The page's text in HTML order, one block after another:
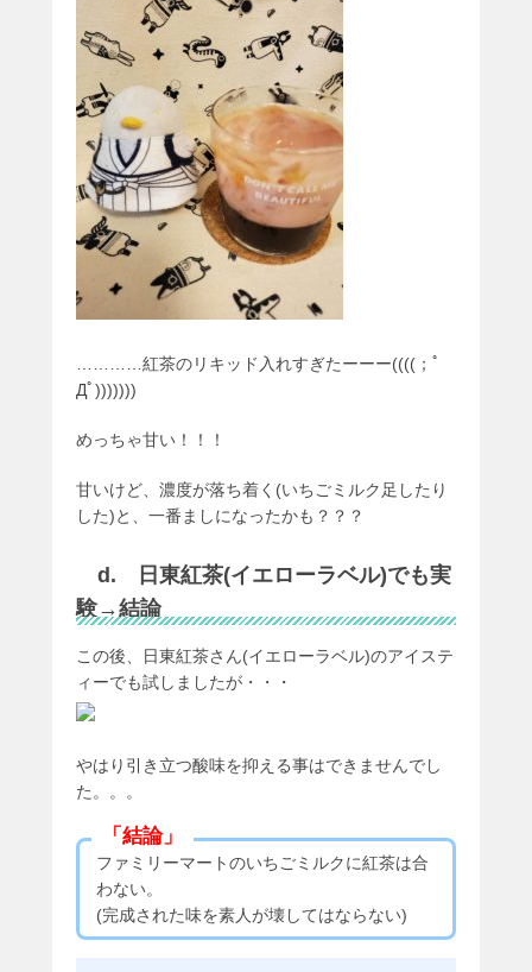
…………紅茶のリキッド入れすぎたーーー((((；ﾟ
Дﾟ)))))))
めっちゃ甘い！！！
甘いけど、濃度が落ち着く(いちごミルク足したり
した)と、一番ましになったかも？？？
d. 日東紅茶(イエローラベル)でも実
験→結論
この後、日東紅茶さん(イエローラベル)のアイステ
ィーでも試しましたが・・・
やはり引き立つ酸味を抑える事はできませんでし
た。。。
「結論」
ファミリーマートのいちごミルクに紅茶は合
わない。
(完成された味を素人が壊してはならない)